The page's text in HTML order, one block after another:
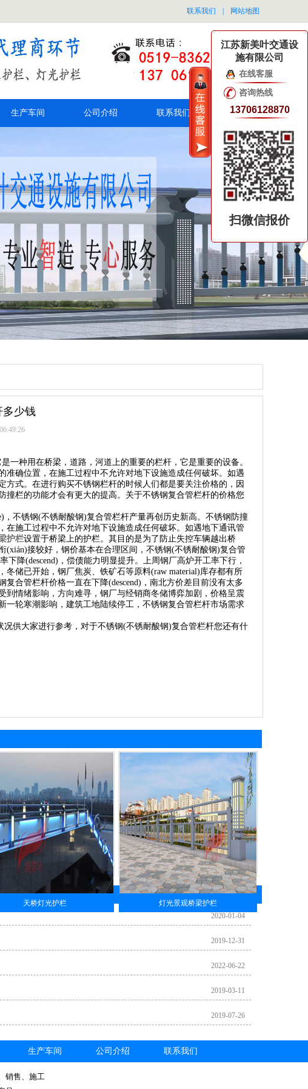
联系我们 网站地图
生产车间 公司介绍 联系我们
多少钱
种用在桥梁，道路，河道上的重要的栏杆，它是重要的设备。
确位置，在施工过程中不允许对地下设施造成任何破坏。如遇
式。在进行购买不锈钢栏杆的时候人们都是要关注价格的，因
栏的功能才会有更大的提高。关于不锈钢复合管栏杆的价格您
不锈钢(不锈耐酸钢)复合管栏杆产量再创历史新高。不锈钢防撞
施工过程中不允许对地下设施造成任何破坏。如遇地下通讯管
护栏设置于桥梁上的护栏。其目的是为了防止失控车辆越出桥
接较好，钢价基本在合理区间，不锈钢(不锈耐酸钢)复合管
降(descend)，偿债能力明显提升。上周钢厂高炉开工率下行，
储已开始，钢厂焦炭、铁矿石等原料(raw material)库存都有所
合管栏杆价格一直在下降(descend)，南北方价差目前没有太多
情绪影响，方向难寻，钢厂与经销商冬储博弈加剧，价格呈震
轮寒潮影响，建筑工地陆续停工，不锈钢复合管栏杆市场需求
供大家进行参考，对于不锈钢(不锈耐酸钢)复合管栏杆您还有什
天桥灯光护栏 灯光景观桥梁护栏
2020-01-04
2019-12-31
2022-06-22
2019-03-11
2019-07-26
生产车间 公司介绍 联系我们
销售、施工
江苏新美叶交通设
施有限公司
在线客服
咨询热线
13706128870
扫微信报价